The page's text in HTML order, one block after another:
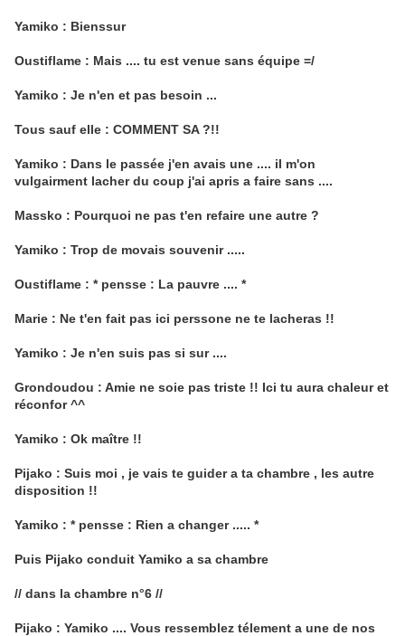
Yamiko : Bienssur
Oustiflame : Mais .... tu est venue sans équipe =/
Yamiko : Je n'en et pas besoin ...
Tous sauf elle : COMMENT SA ?!!
Yamiko : Dans le passée j'en avais une .... il m'on
vulgairment lacher du coup j'ai apris a faire sans ....
Massko : Pourquoi ne pas t'en refaire une autre ?
Yamiko : Trop de movais souvenir .....
Oustiflame : * pensse : La pauvre .... *
Marie : Ne t'en fait pas ici perssone ne te lacheras !!
Yamiko : Je n'en suis pas si sur ....
Grondoudou : Amie ne soie pas triste !! Ici tu aura chaleur et
réconfor ^^
Yamiko : Ok maître !!
Pijako : Suis moi , je vais te guider a ta chambre , les autre
disposition !!
Yamiko : * pensse : Rien a changer ..... *
Puis Pijako conduit Yamiko a sa chambre
// dans la chambre n°6 //
Pijako : Yamiko .... Vous ressemblez télement a une de nos